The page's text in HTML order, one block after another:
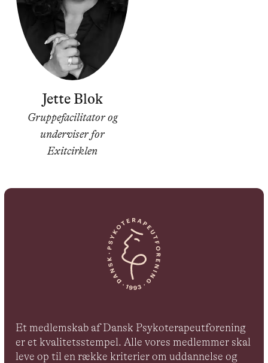
Jette Blok
Gruppefacilitator og
underviser for
Exitcirklen
Et medlemskab af Dansk Psykoterapeutforening
er et kvalitetsstempel. Alle vores medlemmer skal
leve op til en række kriterier om uddannelse og